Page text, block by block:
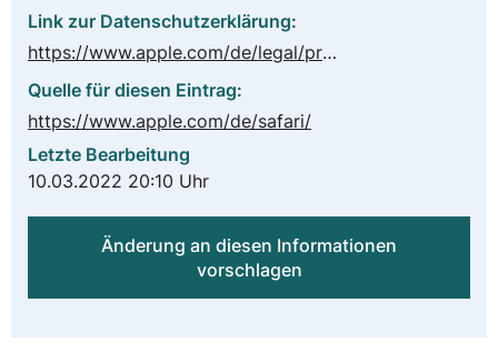
Link zur Datenschutzerklärung:
https://www.apple.com/de/legal/privacy/de-ww/
Quelle für diesen Eintrag:
https://www.apple.com/de/safari/
Letzte Bearbeitung
10.03.2022 20:10 Uhr
Änderung an diesen Informationen
vorschlagen